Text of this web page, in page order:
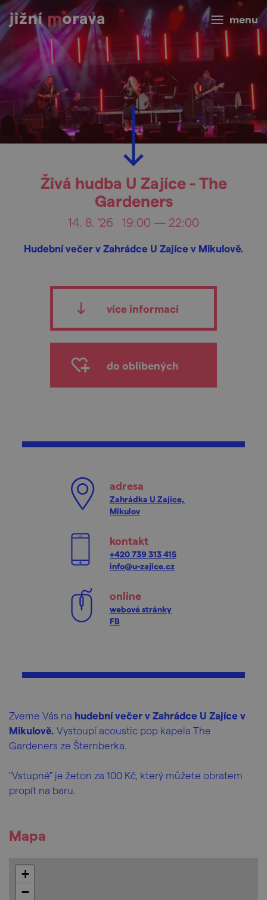
menu
Živá hudba U Zajíce - The
Gardeners
14. 8. '26 19:00 — 22:00
Hudební večer v Zahrádce U Zajíce v Mikulově.
více informací
do oblíbených
adresa
Zahrádka U Zajíce,
Mikulov
kontakt
+420 739 313 415
info@u-zajice.cz
online
webové stránky
FB
Zveme Vás na hudební večer v Zahrádce U Zajíce v
Mikulově. Vystoupí acoustic pop kapela The
Gardeners ze Šternberka.
"Vstupné" je žeton za 100 Kč, který můžete obratem
propít na baru.
Mapa
+
−